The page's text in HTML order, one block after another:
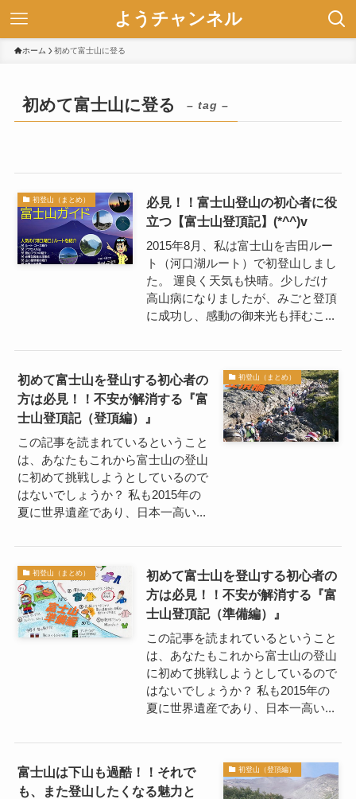
ようチャンネル
ホーム 初めて富士山に登る
初めて富士山に登る – tag –
初登山（まとめ）
必見！！富士山登山の初心者に役
立つ【富士山登頂記】(*^^)v
2015年8月、私は富士山を吉田ルー
ト（河口湖ルート）で初登山しまし
た。 運良く天気も快晴。少しだけ
高山病になりましたが、みごと登頂
に成功し、感動の御来光も拝むこ...
初登山（まとめ）
初めて富士山を登山する初心者の
方は必見！！不安が解消する『富
士山登頂記（登頂編）』
この記事を読まれているということ
は、あなたもこれから富士山の登山
に初めて挑戦しようとしているので
はないでしょうか？ 私も2015年の
夏に世界遺産であり、日本一高い...
初登山（まとめ）
初めて富士山を登山する初心者の
方は必見！！不安が解消する『富
士山登頂記（準備編）』
この記事を読まれているということ
は、あなたもこれから富士山の登山
に初めて挑戦しようとしているので
はないでしょうか？ 私も2015年の
夏に世界遺産であり、日本一高い...
初登山（登頂編）
富士山は下山も過酷！！それで
も、また登山したくなる魅力と